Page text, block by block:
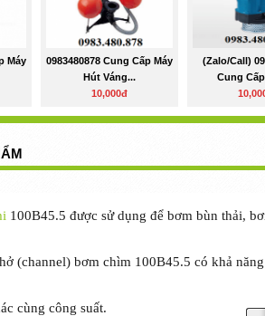
Máy
0983480878 Cung Cấp Máy
Hút Váng...
10,000đ
(Zalo/call)
Cung
100B45.5 được sử dụng để bơm bùn thải,
(channel) bơm chìm 100B45.5 có khả
cùng công suất.